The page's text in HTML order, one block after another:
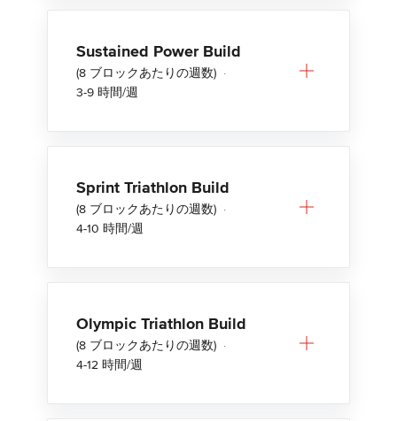
Sustained Power Build
(8 ブロックあたりの週数) ·
3-9 時間/週
Sprint Triathlon Build
(8 ブロックあたりの週数) ·
4-10 時間/週
Olympic Triathlon Build
(8 ブロックあたりの週数) ·
4-12 時間/週